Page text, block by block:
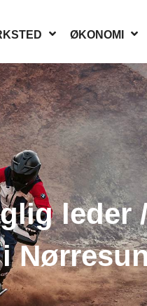
ØKONOMI
leder